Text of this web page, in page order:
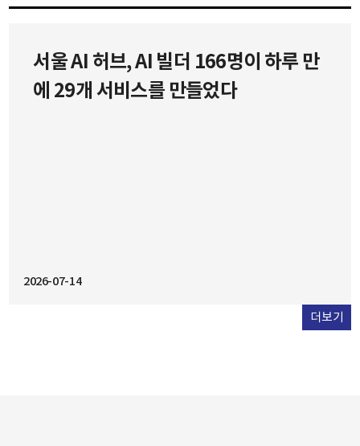
[피아스페이스] 태국 PTTOR과 ‘카페
아마존’ AI 전환 실증
2026.07.22
[소식][서울 AI 허브] Cursor
Hackathon Seoul vol.3 성황리 종
성 도구, 금융, 리테일, 공공서비스는 물론, 서울시...
2026.07.21
더보기
서울 AI 허브, AI 빌더 166명이 하루 만
에 29개 서비스를 만들었다
2026-07-14